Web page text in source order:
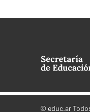
© educ.ar